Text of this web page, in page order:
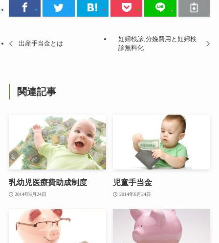
出産手当金とは
妊婦検診,分娩費用と妊婦検
診無料化
関連記事
乳幼児医療費助成制度
2014年6月24日
児童手当金
2014年6月24日